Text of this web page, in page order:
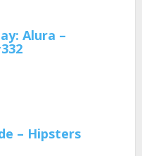
Alura –
– Hipsters